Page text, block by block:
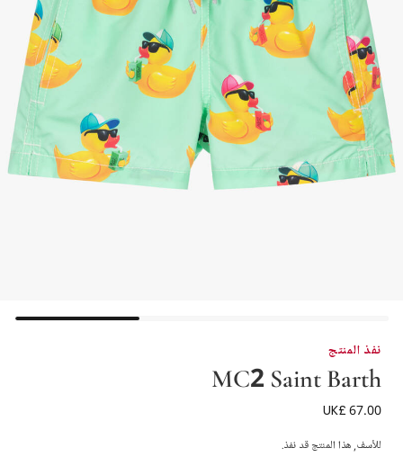
نفذ المنتج
MC2 Saint Barth
شورت سباحة بطبعة بط لون أخضر فاتح للأولاد
UK£ 67.00
للأسف, هذا المنتج قد نفذ.